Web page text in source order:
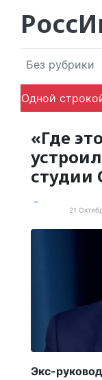
Без рубрики
Одной в речи
«Где
студии
21
Экс-